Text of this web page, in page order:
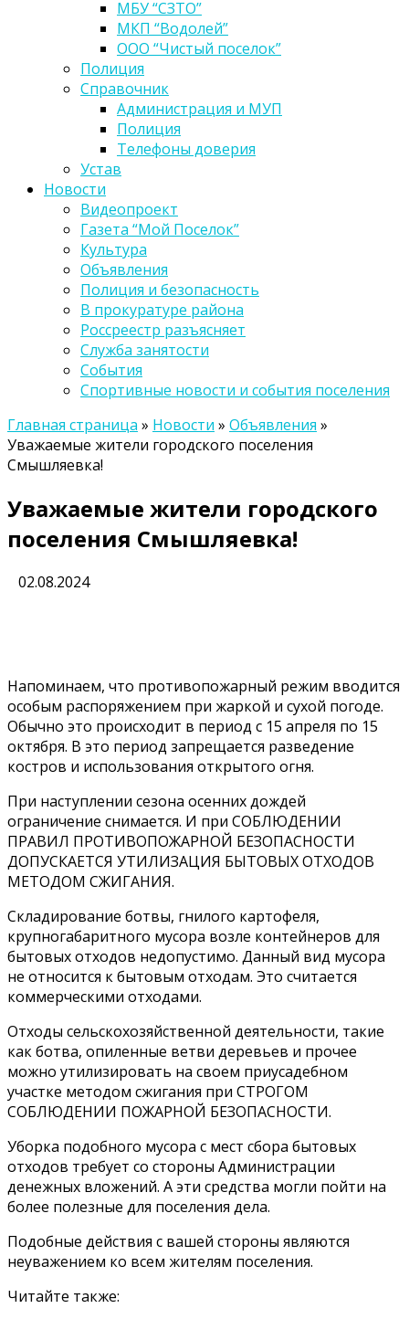
МБУ “СЗТО”
МКП “Водолей”
ООО “Чистый поселок”
Полиция
Справочник
Администрация и МУП
Полиция
Телефоны доверия
Устав
Новости
Видеопроект
Газета “Мой Поселок”
Культура
Объявления
Полиция и безопасность
В прокуратуре района
Россреестр разъясняет
Служба занятости
События
Спортивные новости и события поселения
Главная страница » Новости » Объявления »
Уважаемые жители городского поселения
Смышляевка!
Уважаемые жители городского
поселения Смышляевка!
02.08.2024
Напоминаем, что противопожарный режим вводится
особым распоряжением при жаркой и сухой погоде.
Обычно это происходит в период с 15 апреля по 15
октября. В это период запрещается разведение
костров и использования открытого огня.
При наступлении сезона осенних дождей
ограничение снимается. И при СОБЛЮДЕНИИ
ПРАВИЛ ПРОТИВОПОЖАРНОЙ БЕЗОПАСНОСТИ
ДОПУСКАЕТСЯ УТИЛИЗАЦИЯ БЫТОВЫХ ОТХОДОВ
МЕТОДОМ СЖИГАНИЯ.
Складирование ботвы, гнилого картофеля,
крупногабаритного мусора возле контейнеров для
бытовых отходов недопустимо. Данный вид мусора
не относится к бытовым отходам. Это считается
коммерческими отходами.
Отходы сельскохозяйственной деятельности, такие
как ботва, опиленные ветви деревьев и прочее
можно утилизировать на своем приусадебном
участке методом сжигания при СТРОГОМ
СОБЛЮДЕНИИ ПОЖАРНОЙ БЕЗОПАСНОСТИ.
Уборка подобного мусора с мест сбора бытовых
отходов требует со стороны Администрации
денежных вложений. А эти средства могли пойти на
более полезные для поселения дела.
Подобные действия с вашей стороны являются
неуважением ко всем жителям поселения.
Читайте также: